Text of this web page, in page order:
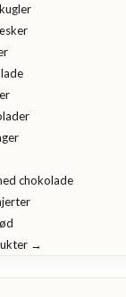
chokolade
→